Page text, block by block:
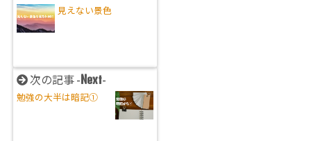
見えない景色
次の記事 -Next-
勉強の大半は暗記①